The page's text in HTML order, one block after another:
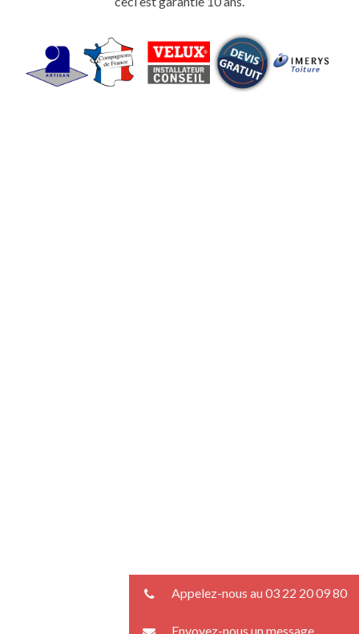
Appelez-nous au 03 22 20 09 80
Envoyez-nous un message